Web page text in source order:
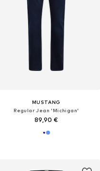
MUSTANG
Regular Jean 'Michigan'
89,90 €